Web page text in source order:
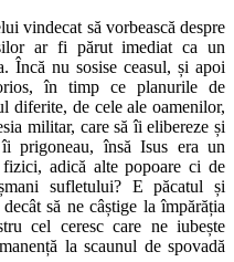
vindecat să vorbească despre
ar fi părut imediat ca un
Încă nu sosise ceasul, și apoi
în timp ce planurile de
diferite, de cele ale oamenilor,
militar, care să îi elibereze și
prigoneau, însă Isus era un
adică alte popoare ci de
sufletului? E păcatul și
să ne câștige la împărăția
cel ceresc care ne iubește
la scaunul de spovadă